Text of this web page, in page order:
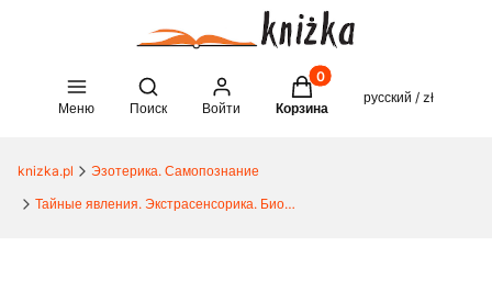
Меню
Open search engine
Поиск Войти
Товары в корзине: 0.
Корзина
русский / zł
knizka.pl
Эзотерика. Самопознание
Тайные явления. Экстрасенсорика. Биоэнергетика